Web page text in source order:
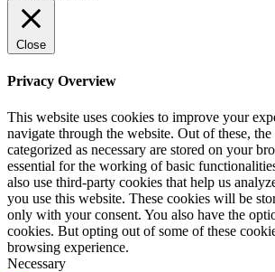
Close
Privacy Overview
This website uses cookies to improve your
navigate through the website. Out of these, the
categorized as necessary are stored on your
essential for the working of basic
also use third-party cookies that help us
you use this website. These cookies will be
only with your consent. You also have the
cookies. But opting out of some of these
browsing experience.
Necessary